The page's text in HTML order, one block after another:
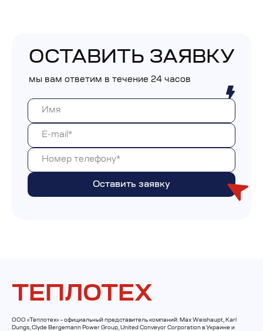
ОСТАВИТЬ ЗАЯВКУ
мы вам ответим в течение 24 часов
ТЕПЛОТЕХ
ООО «Теплотех» – официальный представитель компаний: Max Weishaupt, Karl
Dungs, Clyde Bergemann Power Group, United Conveyor Corporation в Украине и